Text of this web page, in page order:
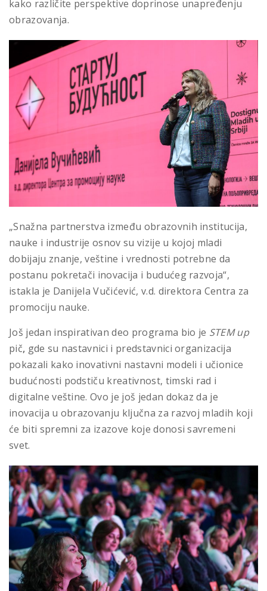
kako različite perspektive doprinose unapređenju
obrazovanja.
„Snažna partnerstva između obrazovnih institucija,
nauke i industrije osnov su vizije u kojoj mladi
dobijaju znanje, veštine i vrednosti potrebne da
postanu pokretači inovacija i budućeg razvoja“,
istakla je Danijela Vučićević, v.d. direktora Centra za
promociju nauke.
Još jedan inspirativan deo programa bio je STEM up
pič, gde su nastavnici i predstavnici organizacija
pokazali kako inovativni nastavni modeli i učionice
budućnosti podstiču kreativnost, timski rad i
digitalne veštine. Ovo je još jedan dokaz da je
inovacija u obrazovanju ključna za razvoj mladih koji
će biti spremni za izazove koje donosi savremeni
svet.